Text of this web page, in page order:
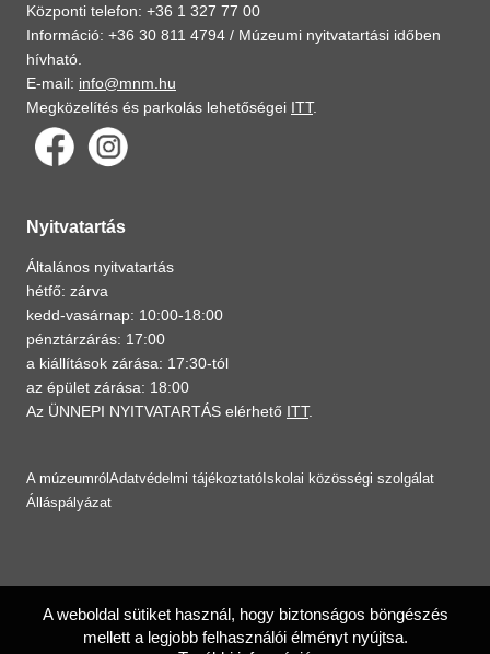
Központi telefon: +36 1 327 77 00
Információ: +36 30 811 4794 / Múzeumi nyitvatartási időben
hívható.
E-mail: info@mnm.hu
Megközelítés és parkolás lehetőségei ITT.
Nyitvatartás
Általános nyitvatartás
hétfő: zárva
kedd-vasárnap: 10:00-18:00
pénztárzárás: 17:00
a kiállítások zárása: 17:30-tól
az épület zárása: 18:00
Az ÜNNEPI NYITVATARTÁS elérhető ITT.
A múzeumról Adatvédelmi tájékoztató Iskolai közösségi szolgálat
Álláspályázat
A weboldal sütiket használ, hogy biztonságos böngészés
mellett a legjobb felhasználói élményt nyújtsa.